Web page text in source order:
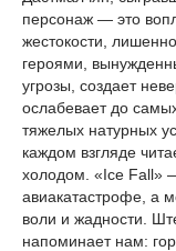
персонаж — это
жестокости,
героями,
угрозы, создает
ослабевает до
тяжелых натурных
каждом взгляде
холодом. «Ice Fall»
авиакатастрофе, а
воли и жадности.
напоминает нам: